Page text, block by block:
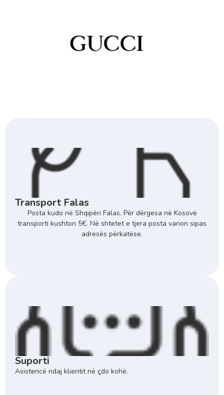
Transport Falas
Posta kudo në Shqipëri Falas. Për dërgesa në Kosovë
transporti kushton 5€. Në shtetet e tjera posta varion sipas
adresës përkatëse.
Suporti
Asistencë ndaj klientit në çdo kohë.